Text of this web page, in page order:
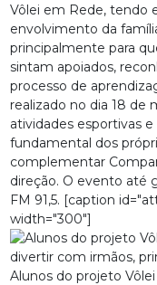
Vôlei em Rede, tendo
envolvimento da
principalmente para
sintam apoiados,
processo de
realizado no dia 18 de
atividades esportivas
fundamental dos
complementar
direção. O evento até
FM 91,5. [caption
width="300"]
Alunos do projeto